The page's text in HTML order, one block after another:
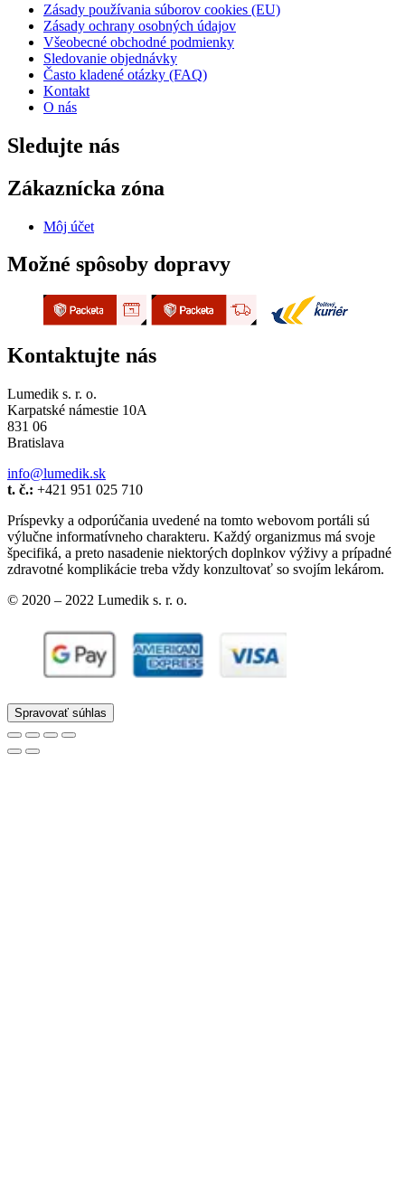
Zásady používania súborov cookies (EU)
Zásady ochrany osobných údajov
Všeobecné obchodné podmienky
Sledovanie objednávky
Často kladené otázky (FAQ)
Kontakt
O nás
Sledujte nás
Zákaznícka zóna
Môj účet
Možné spôsoby dopravy
Kontaktujte nás
Lumedik s. r. o.
Karpatské námestie 10A
831 06
Bratislava
info@lumedik.sk
t. č.: +421 951 025 710
Príspevky a odporúčania uvedené na tomto webovom portáli sú
výlučne informatívneho charakteru. Každý organizmus má svoje
špecifiká, a preto nasadenie niektorých doplnkov výživy a prípadné
zdravotné komplikácie treba vždy konzultovať so svojím lekárom.
© 2020 – 2022 Lumedik s. r. o.
Spravovať súhlas